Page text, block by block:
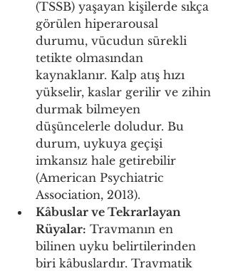
(TSSB) yaşayan kişilerde sıkça
görülen hiperarousal
durumu, vücudun sürekli
tetikte olmasından
kaynaklanır. Kalp atış hızı
yükselir, kaslar gerilir ve zihin
durmak bilmeyen
düşüncelerle doludur. Bu
durum, uykuya geçişi
imkansız hale getirebilir
(American Psychiatric
Association, 2013).
Kâbuslar ve Tekrarlayan
Rüyalar: Travmanın en
bilinen uyku belirtilerinden
biri kâbuslardır. Travmatik